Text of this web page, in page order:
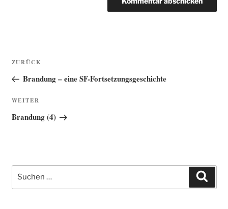
Beitragsnavigation
Vorheriger
Beitrag
ZURÜCK
Brandung – eine SF-Fortsetzungsgeschichte
Nächster
Beitrag
WEITER
Brandung (4)
Suche
nach: